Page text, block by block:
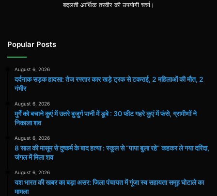
बदलती आर्थिक तस्वीर की उपयोगी चर्चा।
Popular Posts
August 6, 2026
दर्दनाक सड़क हादसा: तेज रफ्तार कार खड़े ट्रक से टकराई, 2 महिलाओं की मौत, 2
गंभीर
August 6, 2026
मुर्गे को बचाने कुएं में उतरे बुजुर्ग पानी में डूबे : 30 फीट गहरे कुएं में फंसे, ग्रामीणों ने
निकाला शव
August 6, 2026
8 साल की मासूम से दुष्कर्म के बाद हत्या : स्कूल से “पापा बुला रहे” कहकर ले गया दरिंदा,
जंगल में मिला शव
August 6, 2026
यश भारत की खबर का बड़ा असर: जिला पंचायत में गूंजा स्व सहायता समूह घोटाले का
मामला